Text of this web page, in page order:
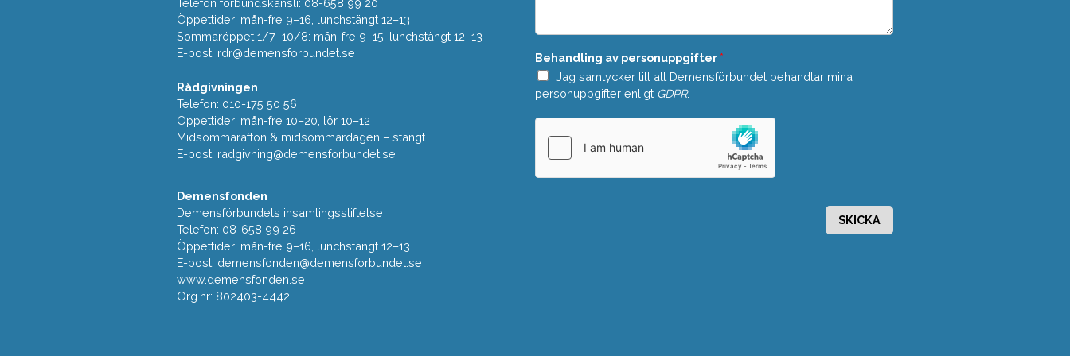
Telefon förbundskansli: 08-658 99 20
Öppettider: mån-fre 9–16, lunchstängt 12–13
Sommaröppet 1/7–10/8: mån-fre 9–15, lunchstängt 12–13
E-post: rdr@demensforbundet.se
Rådgivningen
Telefon: 010-175 50 56
Öppettider: mån-fre 10–20, lör 10–12
Midsommarafton & midsommardagen – stängt
E-post: radgivning@demensforbundet.se
Demensfonden
Demensförbundets insamlingsstiftelse
Telefon: 08-658 99 26
Öppettider: mån-fre 9–16, lunchstängt 12–13
E-post: demensfonden@demensforbundet.se
www.demensfonden.se
Org.nr: 802403-4442
a
d
e
*
Behandling av personuppgifter *
Jag samtycker till att Demensförbundet behandlar mina
personuppgifter enligt GDPR.
SKICKA